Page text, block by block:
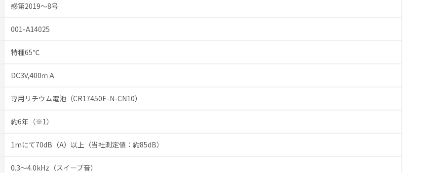
感第2019～8号
001-A14025
特種65℃
DC3V,400ｍＡ
専用リチウム電池（CR17450E-N-CN10）
約6年（※1）
1mにて70dB（A）以上（当社測定値：約85dB）
0.3～4.0kHz（スイープ音）